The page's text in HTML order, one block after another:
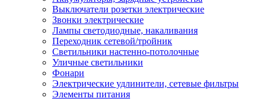
Выключатели розетки электрические
Звонки электрические
Лампы светодиодные, накаливания
Переходник сетевой/тройник
Светильники настенно-потолочные
Уличные светильники
Фонари
Электрические удлинители, сетевые фильтры
Элементы питания